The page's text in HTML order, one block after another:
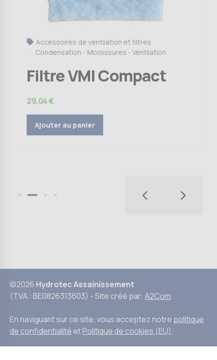
Accessoires de ventilation et filtres
Condensation - Moisissures - Ventilation
Filtre VMI Compact
29,04€
Ajouter au panier
©2026 Hydrotec Assainissement
(TVA : BE0826313603) - Site créé par: A2Com
En naviguant sur ce site, vous acceptez notre politique
de confidentialité etPolitique de cookies (EU).